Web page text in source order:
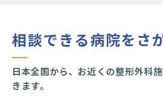
相談できる病院をさ
日本全国から、お近くの整形外科
きます。